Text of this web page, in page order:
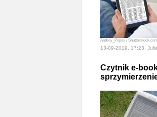
Andrey_Popov / Shutterstock.com
13-09-2019, 17:23,
Czytnik e-